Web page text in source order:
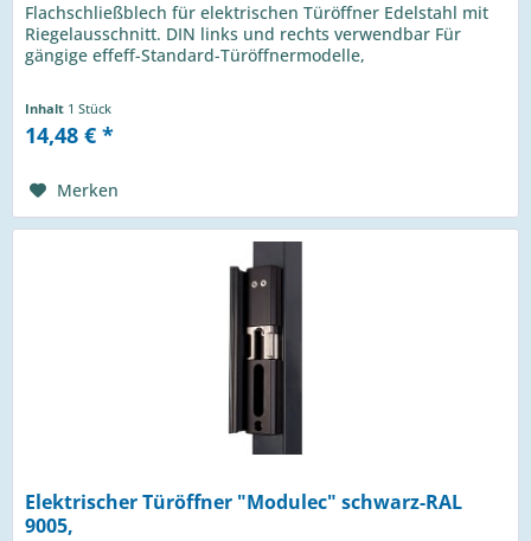
Flachschließblech für elektrischen Türöffner Edelstahl mit
Riegelausschnitt. DIN links und rechts verwendbar Für
gängige effeff-Standard-Türöffnermodelle,
Inhalt 1 Stück
14,48 € *
Merken
Elektrischer Türöffner "Modulec" schwarz-RAL
9005,